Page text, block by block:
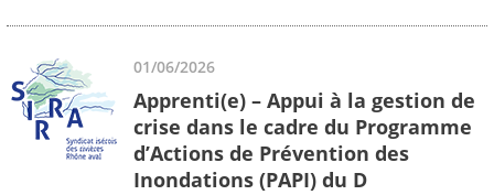
01/06/2026
Apprenti(e) – Appui à la gestion de
crise dans le cadre du Programme
d’Actions de Prévention des
Inondations (PAPI) du D